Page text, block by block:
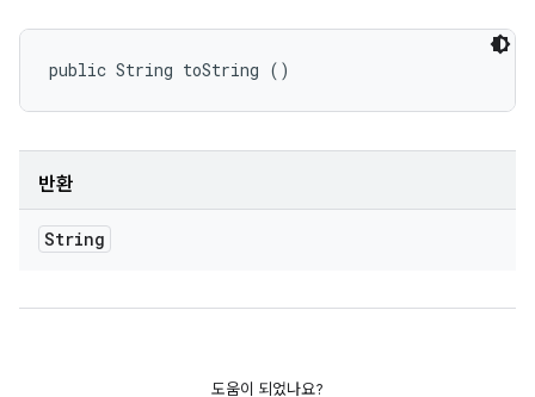
public String toString ()
반환
String
도움이 되었나요?